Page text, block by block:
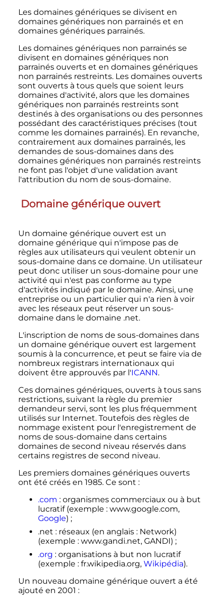
Les domaines génériques se divisent en
domaines génériques non parrainés et en
domaines génériques parrainés.
Les domaines génériques non parrainés se
divisent en domaines génériques non
parrainés ouverts et en domaines génériques
non parrainés restreints. Les domaines ouverts
sont ouverts à tous quels que soient leurs
domaines d'activité, alors que les domaines
génériques non parrainés restreints sont
destinés à des organisations ou des personnes
possédant des caractéristiques précises (tout
comme les domaines parrainés). En revanche,
contrairement aux domaines parrainés, les
demandes de sous-domaines dans des
domaines génériques non parrainés restreints
ne font pas l'objet d'une validation avant
l'attribution du nom de sous-domaine.
Domaine générique ouvert
Un domaine générique ouvert est un
domaine générique qui n'impose pas de
règles aux utilisateurs qui veulent obtenir un
sous-domaine dans ce domaine. Un utilisateur
peut donc utiliser un sous-domaine pour une
activité qui n'est pas conforme au type
d'activités indiqué par le domaine. Ainsi, une
entreprise ou un particulier qui n'a rien à voir
avec les réseaux peut réserver un sous-
domaine dans le domaine .net.
L'inscription de noms de sous-domaines dans
un domaine générique ouvert est largement
soumis à la concurrence, et peut se faire via de
nombreux registrars internationaux qui
doivent être approuvés par l'ICANN.
Ces domaines génériques, ouverts à tous sans
restrictions, suivant la règle du premier
demandeur servi, sont les plus fréquemment
utilisés sur Internet. Toutefois des règles de
nommage existent pour l'enregistrement de
noms de sous-domaine dans certains
domaines de second niveau réservés dans
certains registres de second niveau.
Les premiers domaines génériques ouverts
ont été créés en 1985. Ce sont :
.com : organismes commerciaux ou à but
lucratif (exemple : www.google.com,
Google) ;
.net : réseaux (en anglais : Network)
(exemple : www.gandi.net, GANDI) ;
.org : organisations à but non lucratif
(exemple : fr.wikipedia.org, Wikipédia).
Un nouveau domaine générique ouvert a été
ajouté en 2001 :